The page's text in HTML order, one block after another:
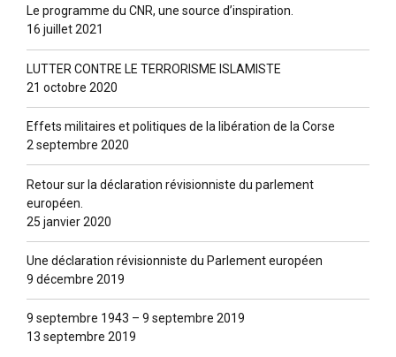
Le programme du CNR, une source d’inspiration.
16 juillet 2021
LUTTER CONTRE LE TERRORISME ISLAMISTE
21 octobre 2020
Effets militaires et politiques de la libération de la Corse
2 septembre 2020
Retour sur la déclaration révisionniste du parlement
européen.
25 janvier 2020
Une déclaration révisionniste du Parlement européen
9 décembre 2019
9 septembre 1943 – 9 septembre 2019
13 septembre 2019